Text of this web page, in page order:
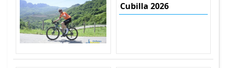
Cubilla 2026